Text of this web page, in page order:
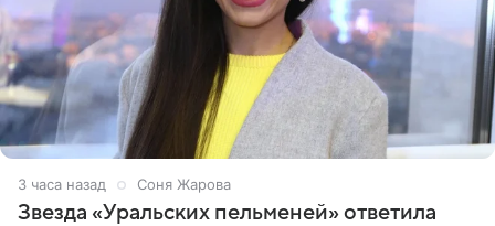
3 часа назад Соня Жарова
Звезда «Уральских пельменей» ответила